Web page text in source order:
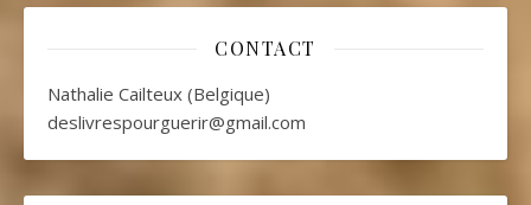
CONTACT
Nathalie Cailteux (Belgique)
deslivrespourguerir@gmail.com